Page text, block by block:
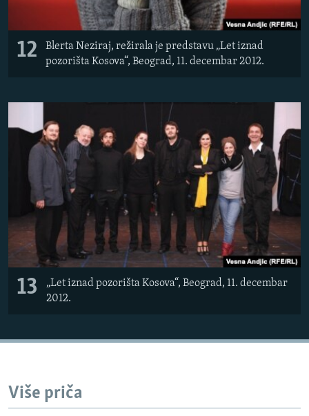
12
Blerta Neziraj, režirala je predstavu „Let iznad
pozorišta Kosova“, Beograd, 11. decembar 2012.
13
„Let iznad pozorišta Kosova“, Beograd, 11. decembar
2012.
Više priča